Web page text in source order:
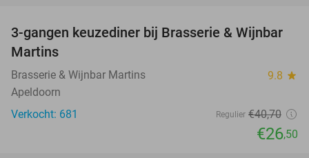
35%
3-gangen keuzediner bij Brasserie & Wijnbar
Martins
Brasserie & Wijnbar Martins 9.8 star
Apeldoorn
Verkocht: 681
Regulier €40,70
€26,50